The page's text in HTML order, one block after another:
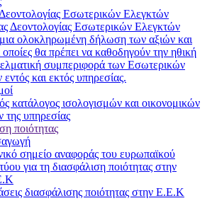
Εσωτερικών Ελεγκτών
Δεοντολογίας Εσωτερικών Ελεγκτών
μια ολοκληρωμένη δήλωση των αξιών και
θα πρέπει να καθοδηγούν την ηθική
συμπεριφορά των Εσωτερικών
και εκτός υπηρεσίας.
κατάλογος ισολογισμών και οικονομικών
υπηρεσίας
ποιότητας
σημείο αναφοράς του ευρωπαϊκού
για τη διασφάλιση ποιότητας στην
διασφάλισης ποιότητας στην Ε.Ε.Κ